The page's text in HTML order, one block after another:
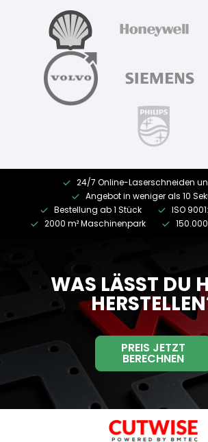
24/7 Online-Laserschneiden
Angebot in weniger als 10
Bestellung ab 1 Stück
ISO
2000 m² Maschinenpark
WAS LÄSST DU
PREIS JETZT
BERECHNEN